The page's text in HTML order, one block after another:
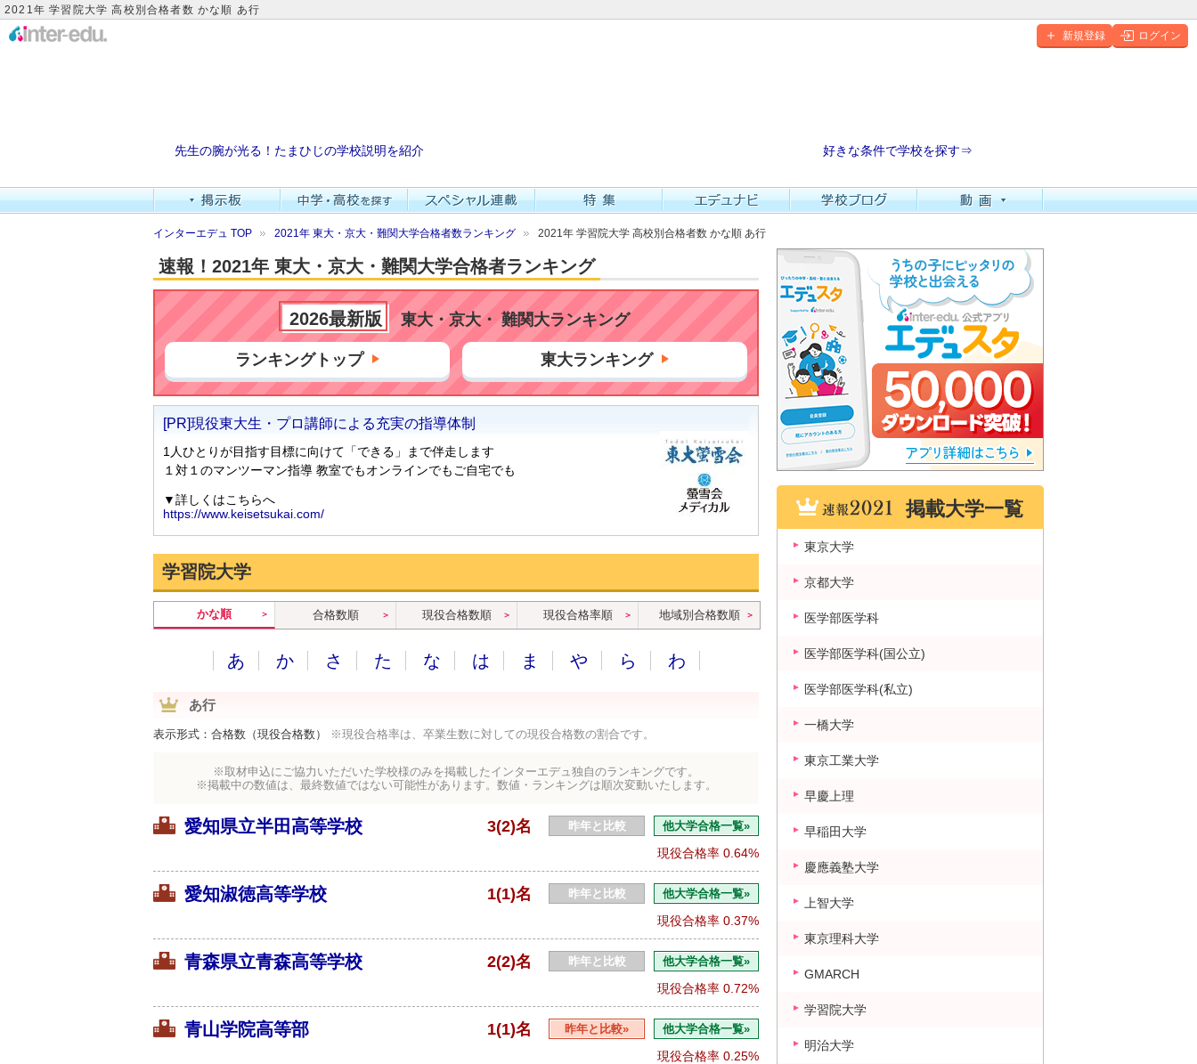
2021年 学習院大学 高校別合格者数 かな順 あ行
新規登録 ログイン
先生の腕が光る！たまひじの学校説明を紹介 好きな条件で学校を探す⇒
インターエデュ TOP 2021年 東大・京大・難関大学合格者数ランキング 2021年 学習院大学 高校別合格者数 かな順 あ行
速報！2021年 東大・京大・難関大学合格者ランキング
2026最新版 東大・京大・ 難関大ランキング
ランキングトップ 東大ランキング
学習院大学
かな順 合格数順 現役合格数順 現役合格率順 地域別合格数順
あ か さ た な は ま や ら わ
あ行
表示形式：合格数（現役合格数） ※現役合格率は、卒業生数に対しての現役合格数の割合です。
※取材申込にご協力いただいた学校様のみを掲載したインターエデュ独自のランキングです。
※掲載中の数値は、最終数値ではない可能性があります。数値・ランキングは順次変動いたします。
愛知県立半田高等学校 3(2)名 昨年と比較 他大学合格一覧»
現役合格率 0.64%
愛知淑徳高等学校 1(1)名 昨年と比較 他大学合格一覧»
現役合格率 0.37%
青森県立青森高等学校 2(2)名 昨年と比較 他大学合格一覧»
現役合格率 0.72%
青山学院高等部 1(1)名 昨年と比較» 他大学合格一覧»
現役合格率 0.25%
掲載大学一覧
東京大学
京都大学
医学部医学科
医学部医学科(国公立)
医学部医学科(私立)
一橋大学
東京工業大学
早慶上理
早稲田大学
慶應義塾大学
上智大学
東京理科大学
GMARCH
学習院大学
明治大学